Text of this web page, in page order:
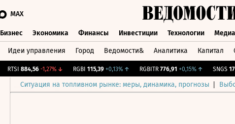
MAX
Бизнес Экономика Финансы Инвестиции Технологии Медиа
Идеи управления Город Ведомости& Аналитика Капитал
RTSI 884,56 -1,27%↓ RGBI 115,39 +0,13%↑ RGBITR 776,91 +0,15%↑ SNGS 17
Ситуация на топливном рынке: меры, динамика, прогнозы